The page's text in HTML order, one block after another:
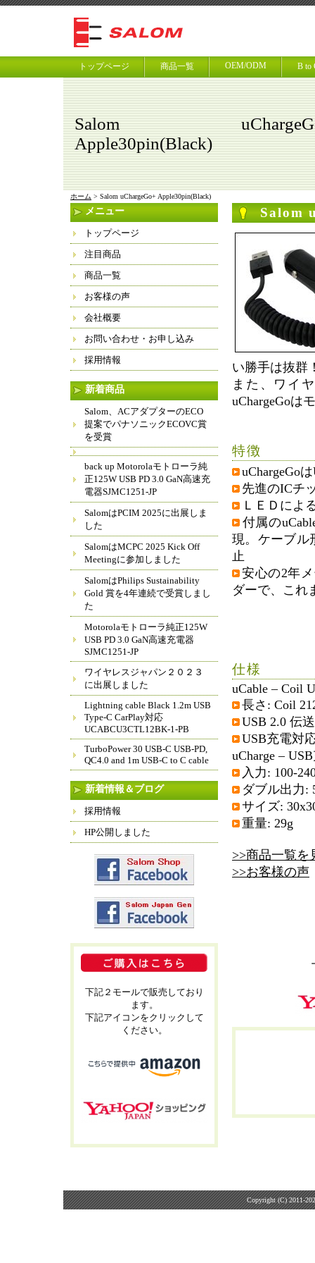
トップページ 商品一覧 OEM/ODM B to
Salom
Apple30pin(Black)
ホーム > Salom uChargeGo+ Apple30pin(Black)
Salom
い勝手は抜群
また、ワイ
uChargeGoは
特徴
uChargeGo
先進のICチ
ＬＥＤによ
付属の
現。ケーブル
止
安心の2年
ダーで、これ
仕様
uCable – Coil
長さ: Coil
USB 2.0 伝
USB充電対
uCharge –
入力: 100-
ダブル出力:
サイズ:
重量: 29g
>>商品一覧を
>>お客様の声
メニュー
トップページ
注目商品
商品一覧
お客様の声
会社概要
お問い合わせ・お申し込み
採用情報
新着商品
Salom、ACアダプターのECO
提案でパナソニックECOVC賞
を受賞
back up Motorolaモトローラ純
正125W USB PD 3.0 GaN高速充
電器SJMC1251-JP
SalomはPCIM 2025に出展しま
した
SalomはMCPC 2025 Kick Off
Meetingに参加しました
SalomはPhilips Sustainability
Gold 賞を4年連続で受賞しまし
た
Motorolaモトローラ純正125W
USB PD 3.0 GaN高速充電器
SJMC1251-JP
ワイヤレスジャパン２０２３
に出展しました
Lightning cable Black 1.2m USB
Type-C CarPlay対応
UCABCU3CTL12BK-1-PB
TurboPower 30 USB-C USB-PD,
QC4.0 and 1m USB-C to C cable
新着情報＆ブログ
採用情報
HP公開しました
下記２モールで販売しており
ます。
下記アイコンをクリックして
ください。
Copyright (C) 2011-